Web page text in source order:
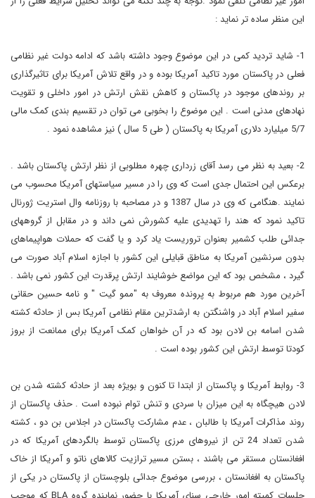
این منظر ساده تر نماید :
1- شاید تردید کمی در این موضوع وجود داشته باشد که ادامه دولت غیر نظامی
فعلی در پاکستان مورد تاکید آمریکا بوده و در واقع تلاش آمریکا برای تاثیرگذاری
بر روندهای موجود در پاکستان و کاهش نقش ارتش در امور داخلی و تقویت
نهادهای مدنی است . این موضوع را بخوبی می توان در تقسیم بندی کمک مالی
5/7 میلیارد دلاری آمریکا به پاکستان ( طی 5 سال ) نیز مشاهده نمود .
2- بعید به نظر می رسد آقای زرداری چهره مطلوبی از نظر ارتش پاکستان باشد .
برعکس این احتمال جدی است که وی را در مسیر سیاستهای آمریکا محسوب می
نمایند .هنگامی که وی در سال 1387 و در مصاحبه با روزنامه وال استریت ژورنال
تاکید نمود که هند را تهدیدی علیه کشورش نمی داند و در مقابل از گروههای
جدائی طلب کشمیر بعنوان تروریست یاد کرد و یا گفت که حملات هواپیماهای
بدون سرنشین آمریکا به مناطق قبایلی این کشور با اجازه اسلام آباد صورت می
گیرد ، مشخص بود که این مواضع خوشایند ارتش پرقدرت این کشور نمی باشد .
آخرین مورد هم مربوط به پرونده معروف به "ممو گیت " و نامه حسین حقانی
سفیر اسلام آباد در واشنگتن به ارشدترین مقام نظامی آمریکا بس از حادثه کشته
شدن اسامه بن لادن بود که در آن خواهان کمک آمریکا برای ممانعت از بروز
کودتا توسط ارتش این کشور بوده است .
3- روابط آمریکا و پاکستان از ابتدا تا کنون و بویژه بعد از حادثه کشته شدن بن
لادن هیچگاه به این میزان با سردی و تنش توام نبوده است . حذف پاکستان از
روند مذاکرات آمریکا با طالبان ، عدم مشارکت پاکستان در اجلاس بن دو ، کشته
شدن تعداد 24 تن از نیروهای مرزی پاکستان توسط بالگردهای آمریکا که در
افغانستان مستقر می باشند ، بستن مسیر ترازیت کالاهای ناتو و آمریکا از خاک
پاکستان به افغانستان ، بررسی موضوع جدائی بلوچستان از پاکستان در یکی از